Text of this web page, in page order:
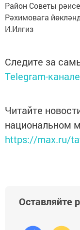
Район Советы
Рәхимовага
И.Илгиз
Следите за
Telegram-канале
Читайте
национальном
https://max.ru/
Оставляйте